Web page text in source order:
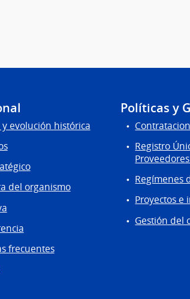
y evolución histórica
del organismo
frecuentes
Políticas y
Registro
Regímenes
Proyectos e
Gestión del